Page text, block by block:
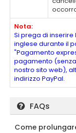
Nota:
Si prega di
inglese durante il
"Pagamento
pagamento
nostro sito web),
indirizzo PayPal.
FAQs
Come